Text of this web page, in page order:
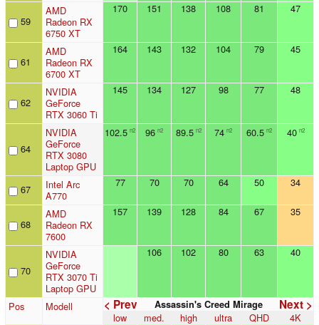
59
AMD
Radeon RX
6750 XT
170 151 138 108 81 47
61
AMD
Radeon RX
6700 XT
164 143 132 104 79 45
62
NVIDIA
GeForce
RTX 3060 Ti
145 134 127 98 77 48
64
NVIDIA
GeForce
RTX 3080
Laptop GPU
102.5 n2 96 n2 89.5 n2 74 n2 60.5 n2 40 n2
67
Intel Arc
A770
77 70 70 64 50 34
68
AMD
Radeon RX
7600
157 139 128 84 67 35
70
NVIDIA
GeForce
RTX 3070 Ti
Laptop GPU
106 102 80 63 40
Pos Modell < Prev Next >
Assassin's Creed Mirage
low med. high ultra QHD 4K